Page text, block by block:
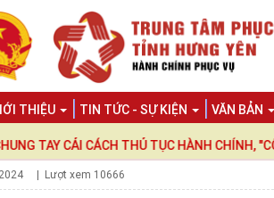
THIỆU TIN TỨC - SỰ KIỆN VĂN BẢN
CÁCH THỦ TỤC HÀNH CHÍNH, "CÔNG
| Lượt xem 10666